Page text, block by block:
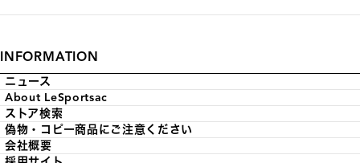
INFORMATION
ニュース
About LeSportsac
ストア検索
偽物・コピー商品にご注意ください
会社概要